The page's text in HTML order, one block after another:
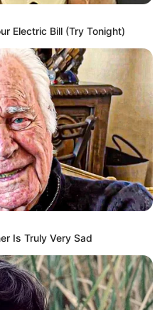
Electric Bill (Try Tonight)
Is Truly Very Sad